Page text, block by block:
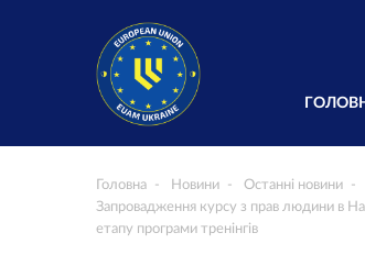
Головна Новини
Останні новини
Запровадження курсу з прав людини в
етапу програми тренінгів